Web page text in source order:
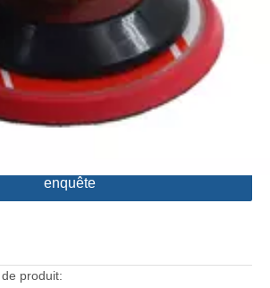
enquête
produit: